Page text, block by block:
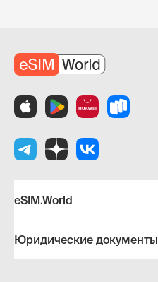
eSIM.World
Юридические документы